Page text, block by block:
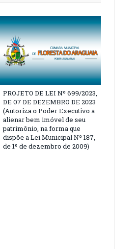
PROJETO DE LEI Nº 699/2023,
DE 07 DE DEZEMBRO DE 2023
(Autoriza o Poder Executivo a
alienar bem imóvel de seu
patrimônio, na forma que
dispõe a Lei Municipal Nº 187,
de 1º de dezembro de 2009)